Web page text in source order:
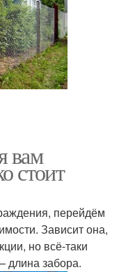
вам
стоит
перейдём
Зависит она,
но всё-таки
длина забора.